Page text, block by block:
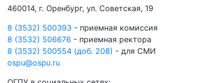
460014, г. Оренбург, ул. Советская, 19
8 (3532) 500393 - приемная комиссия
8 (3532) 506676 - приемная ректора
8 (3532) 500554 (доб. 208) - для СМИ
ospu@ospu.ru